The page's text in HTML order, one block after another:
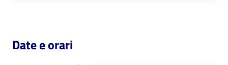
Date e orari